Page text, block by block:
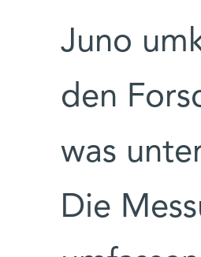
Juno
den
was
Die